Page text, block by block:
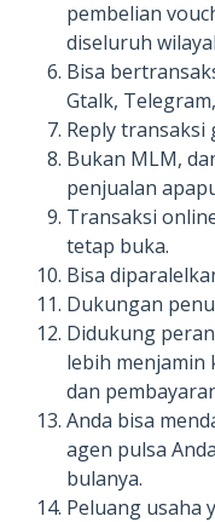
pembelian
diseluruh
Bisa
Gtalk,
Reply transaksi
Bukan MLM,
penjualan
Transaksi
tetap buka.
Bisa
Dukungan
Didukung
lebih menjamin
dan
Anda bisa
agen pulsa
bulanya.
Peluang usaha